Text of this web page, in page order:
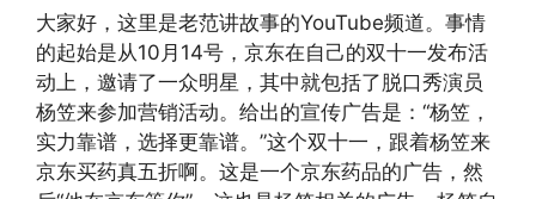
大家好，这里是老范讲故事的YouTube频道。事情
的起始是从10月14号，京东在自己的双十一发布活
动上，邀请了一众明星，其中就包括了脱口秀演员
杨笠来参加营销活动。给出的宣传广告是：“杨笠，
实力靠谱，选择更靠谱。”这个双十一，跟着杨笠来
京东买药真五折啊。这是一个京东药品的广告，然